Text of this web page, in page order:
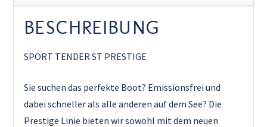
BESCHREIBUNG
SPORT TENDER ST PRESTIGE
Sie suchen das perfekte Boot? Emissionsfrei und
dabei schneller als alle anderen auf dem See? Die
Prestige Linie bieten wir sowohl mit dem neuen